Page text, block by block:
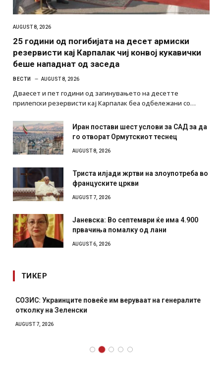
AUGUST 8, 2026
25 години од погибијата на десет армиски
резервисти кај Карпалак чиј конвој кукавички
беше нападнат од заседа
ВЕСТИ AUGUST 8, 2026
Дваесет и пет години од загинувањето на десетте
прилепски резервисти кај Карпалак беа одбележани со…
Иран постави шест услови за САД за да
го отворат Ормутскиот теснец
AUGUST 8, 2026
Триста илјади жртви на злоупотреба во
француските цркви
AUGUST 7, 2026
Јаневска: Во септември ќе има 4.900
првачиња помалку од лани
AUGUST 6, 2026
ТИКЕР
СОЗИС: Украинците повеќе им веруваат на генералите
отколку на Зеленски
AUGUST 7, 2026